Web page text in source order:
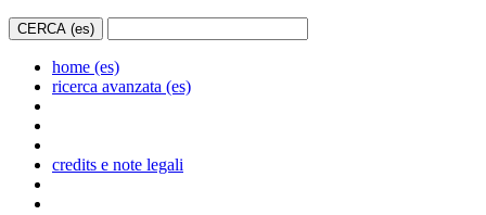
home (es)
ricerca avanzata (es)
credits e note legali